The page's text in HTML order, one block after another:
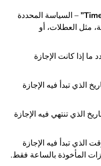
– السياسة المحددة
مثل العطلات، أو
ما إذا كانت الإجازة
الذي تبدأ فيه الإجازة
الذي تنتهي فيه الإجازة
الذي تبدأ فيه الإجازة
المأخوذة بالساعة فقط.